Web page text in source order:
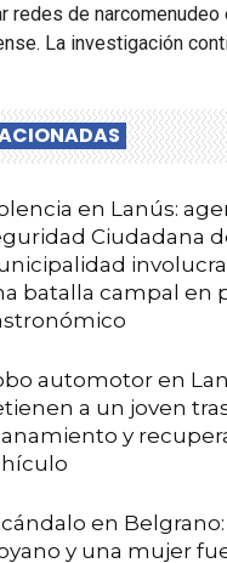
redes de narcomenudeo
La investigación
en Lanús:
Ciudadana
batalla campal en
automotor en
a un joven
y
en
y una mujer